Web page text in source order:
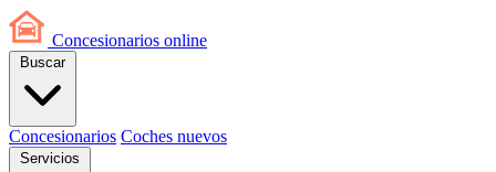
Concesionarios online
Buscar
Concesionarios Coches nuevos
Servicios